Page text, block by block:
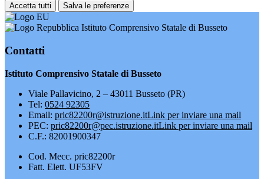
Accetta tutti Salva le preferenze
Istituto Comprensivo Statale di Busseto
Contatti
Istituto Comprensivo Statale di Busseto
Viale Pallavicino, 2 – 43011 Busseto (PR)
Tel: 0524 92305
Email: pric82200r@istruzione.itLink per inviare una mail
PEC: pric82200r@pec.istruzione.itLink per inviare una mail
C.F.: 82001900347
Cod. Mecc. pric82200r
Fatt. Elett. UF53FV